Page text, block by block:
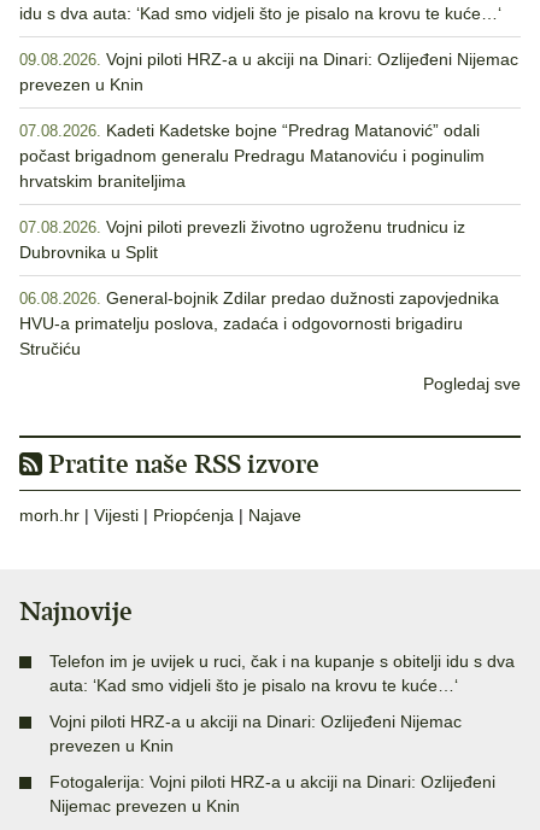
idu s dva auta: ‘Kad smo vidjeli što je pisalo na krovu te kuće…‘
09.08.2026. Vojni piloti HRZ-a u akciji na Dinari: Ozlijeđeni Nijemac
prevezen u Knin
07.08.2026. Kadeti Kadetske bojne “Predrag Matanović” odali
počast brigadnom generalu Predragu Matanoviću i poginulim
hrvatskim braniteljima
07.08.2026. Vojni piloti prevezli životno ugroženu trudnicu iz
Dubrovnika u Split
06.08.2026. General-bojnik Zdilar predao dužnosti zapovjednika
HVU-a primatelju poslova, zadaća i odgovornosti brigadiru
Stručiću
Pogledaj sve
Pratite naše RSS izvore
morh.hr | Vijesti | Priopćenja | Najave
Najnovije
Telefon im je uvijek u ruci, čak i na kupanje s obitelji idu s dva
auta: ‘Kad smo vidjeli što je pisalo na krovu te kuće…‘
Vojni piloti HRZ-a u akciji na Dinari: Ozlijeđeni Nijemac
prevezen u Knin
Fotogalerija: Vojni piloti HRZ-a u akciji na Dinari: Ozlijeđeni
Nijemac prevezen u Knin